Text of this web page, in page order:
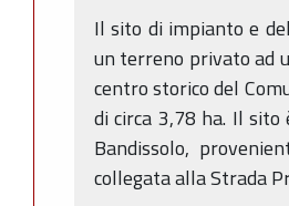
Il sito di impianto e
un terreno privato ad
centro storico del
di circa 3,78 ha. Il
Bandissolo,
collegata alla Strada